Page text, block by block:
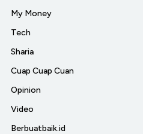
My Money
Tech
Sharia
Cuap Cuap Cuan
Opinion
Video
Berbuatbaik.id